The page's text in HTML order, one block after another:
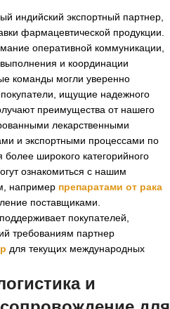
индийский экспортный партнер,
фармацевтической продукции.
оперативной коммуникации,
и координации
команды могли уверенно
ищущие надежного
преимущества от нашего
лекарственными
и экспортными процессами по
широкого категорийного
ознакомиться с нашим
например препаратами от рака
поставщиками.
покупателей,
требованиям партнер
для текущих международных
и